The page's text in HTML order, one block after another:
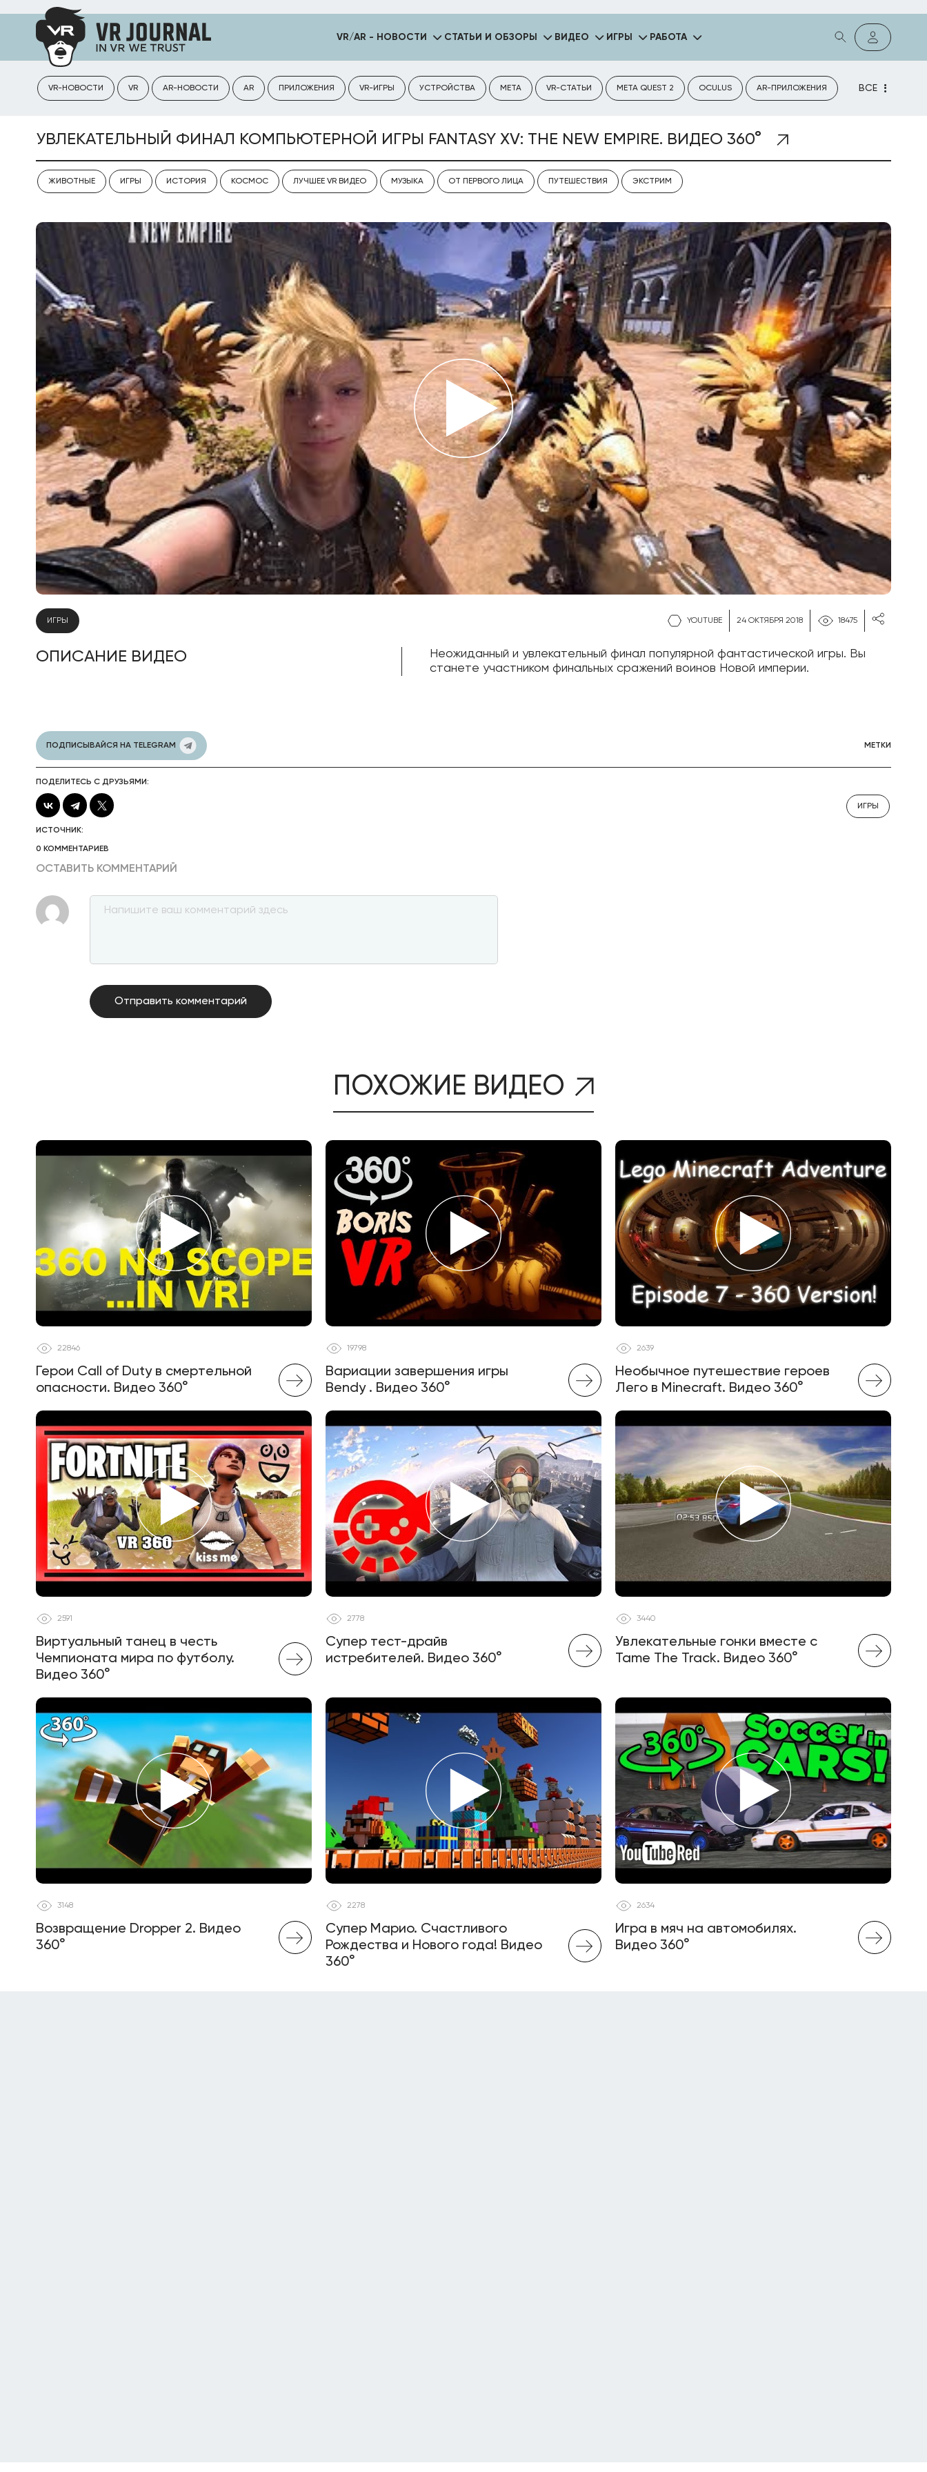
VR/AR - НОВОСТИ СТАТЬИ И ОБЗОРЫ ВИДЕО ИГРЫ РАБОТА
VR-НОВОСТИ VR AR-НОВОСТИ AR ПРИЛОЖЕНИЯ VR-ИГРЫ УСТРОЙСТВА META VR-СТАТЬИ META QUEST 2 OCULUS AR-ПРИЛОЖЕНИЯ ВСЕ
УВЛЕКАТЕЛЬНЫЙ ФИНАЛ КОМПЬЮТЕРНОЙ ИГРЫ FANTASY XV: THE NEW EMPIRE. ВИДЕО 360°
ЖИВОТНЫЕ ИГРЫ ИСТОРИЯ КОСМОС ЛУЧШЕЕ VR ВИДЕО МУЗЫКА ОТ ПЕРВОГО ЛИЦА ПУТЕШЕСТВИЯ ЭКСТРИМ
ИГРЫ YOUTUBE 24 ОКТЯБРЯ 2018 18475
ОПИСАНИЕ ВИДЕО
Неожиданный и увлекательный финал популярной фантастической игры. Вы
станете участником финальных сражений воинов Новой империи.
ПОДПИСЫВАЙСЯ НА TELEGRAM МЕТКИ
ПОДЕЛИТЕСЬ С ДРУЗЬЯМИ:
ИГРЫ
ИСТОЧНИК:
0 КОММЕНТАРИЕВ
ОСТАВИТЬ КОММЕНТАРИЙ
ПОХОЖИЕ ВИДЕО
22846
Герои Call of Duty в смертельной
опасности. Видео 360°
19798
Вариации завершения игры
Bendy . Видео 360°
2639
Необычное путешествие героев
Лего в Minecraft. Видео 360°
2591
Виртуальный танец в честь
Чемпионата мира по футболу.
Видео 360°
2778
Супер тест-драйв
истребителей. Видео 360°
3440
Увлекательные гонки вместе с
Tame The Track. Видео 360°
3148
Возвращение Dropper 2. Видео
360°
2278
Супер Марио. Счастливого
Рождества и Нового года! Видео
360°
2634
Игра в мяч на автомобилях.
Видео 360°